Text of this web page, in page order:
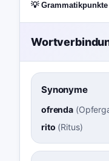
💡 Grammatikpunkte
Synonyme
ofrenda (
rito (Ritus)